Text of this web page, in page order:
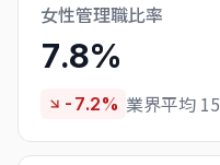
女性管理職比率
7.8%
-7.2% 業界平均